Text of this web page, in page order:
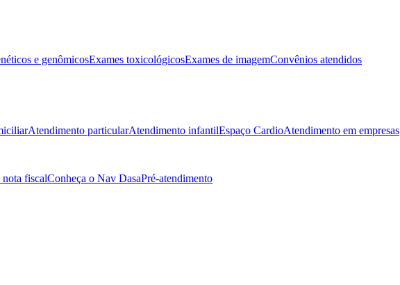
e genômicosExames toxicológicosExames de imagemConvênios atendidos
Atendimento particularAtendimento infantilEspaço CardioAtendimento em empresas
nota fiscalConheça o Nav DasaPré-atendimento